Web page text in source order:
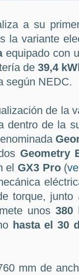
a su
la variante
equipado con
de 39,4
según NEDC.
de la
dentro de la
Geometry
el GX3 Pro (
torque,
unos
hasta el 30
mm de